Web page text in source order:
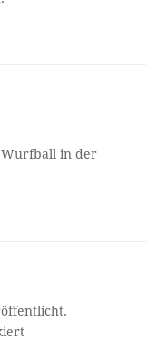
Wurfball in der